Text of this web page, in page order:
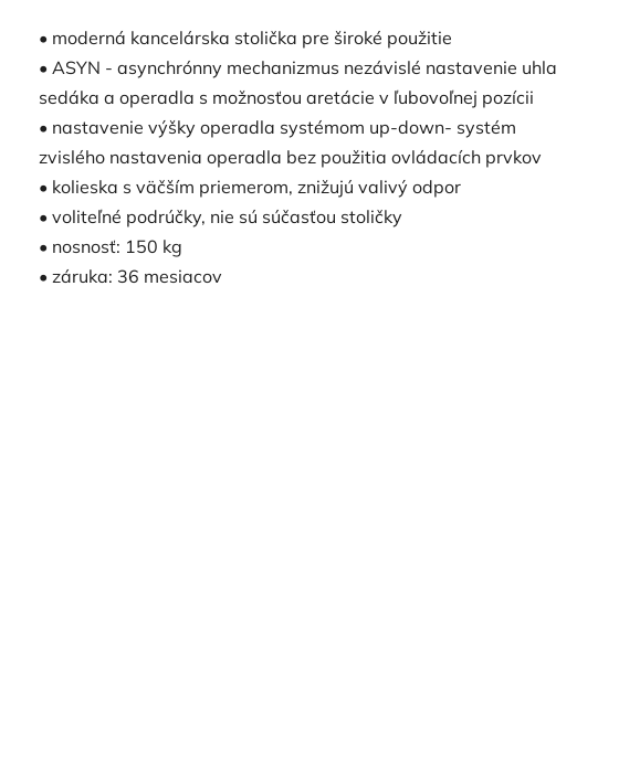
• moderná kancelárska stolička pre široké použitie
• ASYN - asynchrónny mechanizmus nezávislé nastavenie uhla
sedáka a operadla s možnosťou aretácie v ľubovoľnej pozícii
• nastavenie výšky operadla systémom up-down- systém
zvislého nastavenia operadla bez použitia ovládacích prvkov
• kolieska s väčším priemerom, znižujú valivý odpor
• voliteľné podrúčky, nie sú súčasťou stoličky
• nosnosť: 150 kg
• záruka: 36 mesiacov